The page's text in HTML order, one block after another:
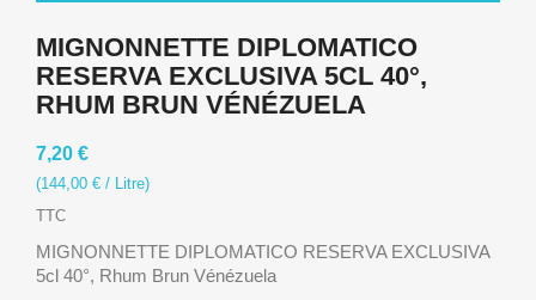
MIGNONNETTE DIPLOMATICO
RESERVA EXCLUSIVA 5CL 40°,
RHUM BRUN VÉNÉZUELA
7,20 €
(144,00 € / Litre)
TTC
MIGNONNETTE DIPLOMATICO RESERVA EXCLUSIVA
5cl 40°, Rhum Brun Vénézuela